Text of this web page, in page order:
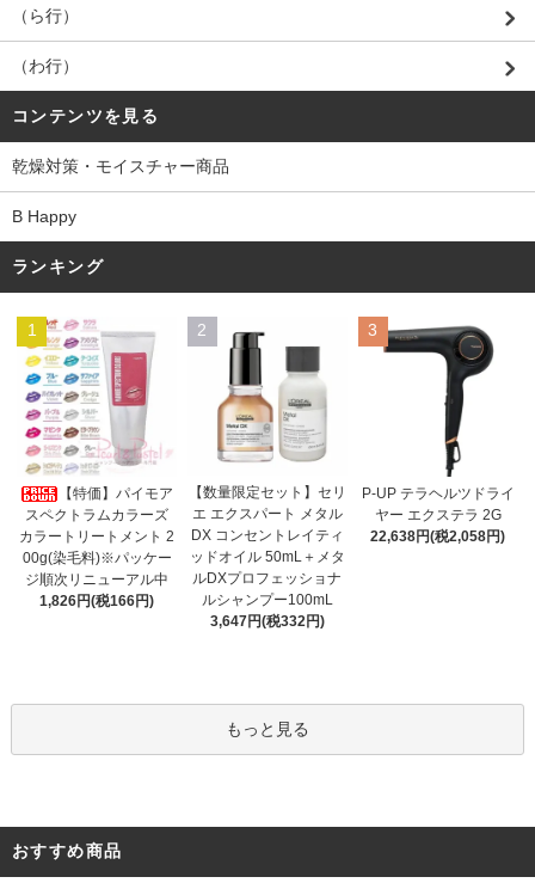
（ら行）
（わ行）
コンテンツを見る
乾燥対策・モイスチャー商品
B Happy
ランキング
1
【特価】パイモア
スペクトラムカラーズ
カラートリートメント 2
00g(染毛料)※パッケー
ジ順次リニューアル中
1,826円(税166円)
2
【数量限定セット】セリ
エ エクスパート メタル
DX コンセントレイティ
ッドオイル 50mL＋メタ
ルDXプロフェッショナ
ルシャンプー100mL
3,647円(税332円)
3
P-UP テラヘルツドライ
ヤー エクステラ 2G
22,638円(税2,058円)
もっと見る
おすすめ商品